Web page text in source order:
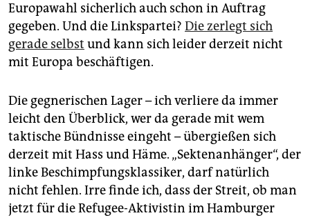
Europawahl sicherlich auch schon in Auftrag
gegeben. Und die Linkspartei? Die zerlegt sich
gerade selbst und kann sich leider derzeit nicht
mit Europa beschäftigen.
Die gegnerischen Lager – ich verliere da immer
leicht den Überblick, wer da gerade mit wem
taktische Bündnisse eingeht – übergießen sich
derzeit mit Hass und Häme. „Sektenanhänger“, der
linke Beschimpfungsklassiker, darf natürlich
nicht fehlen. Irre finde ich, dass der Streit, ob man
jetzt für die Refugee-Aktivistin im Hamburger